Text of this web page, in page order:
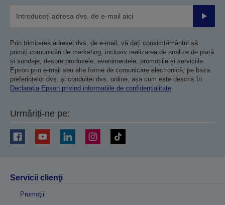
Prin trimiterea adresei dvs. de e-mail, vă dați consimțământul să
primiți comunicări de marketing, inclusiv realizarea de analize de piață
și sondaje, despre produsele, evenimentele, promoțiile și serviciile
Epson prin e-mail sau alte forme de comunicare electronică, pe baza
preferințelor dvs. și conduitei dvs. online, așa cum este descris în
Declarația Epson privind informațiile de confidențialitate
Urmăriți-ne pe:
Servicii clienţi
Promoţii